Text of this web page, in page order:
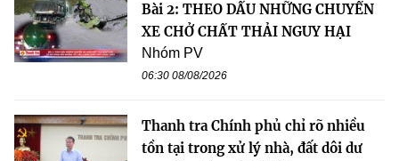
Bài 2: THEO DẤU NHỮNG CHUYẾN
XE CHỞ CHẤT THẢI NGUY HẠI
Nhóm PV
06:30 08/08/2026
Thanh tra Chính phủ chỉ rõ nhiều
tồn tại trong xử lý nhà, đất dôi dư